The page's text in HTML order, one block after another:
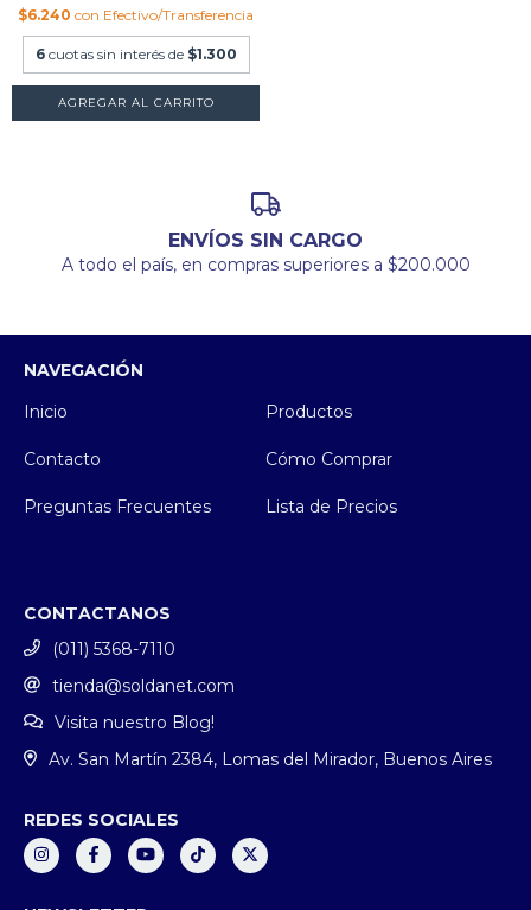
$6.240 con Efectivo/Transferencia
6 cuotas sin interés de $1.300
AGREGAR AL CARRITO
ENVÍOS SIN CARGO
A todo el país, en compras superiores a $200.000
NAVEGACIÓN
Inicio
Productos
Contacto Cómo Comprar
Preguntas Frecuentes Lista de Precios
CONTACTANOS
(011) 5368-7110
tienda@soldanet.com
Visita nuestro Blog!
Av. San Martín 2384, Lomas del Mirador, Buenos Aires
REDES SOCIALES